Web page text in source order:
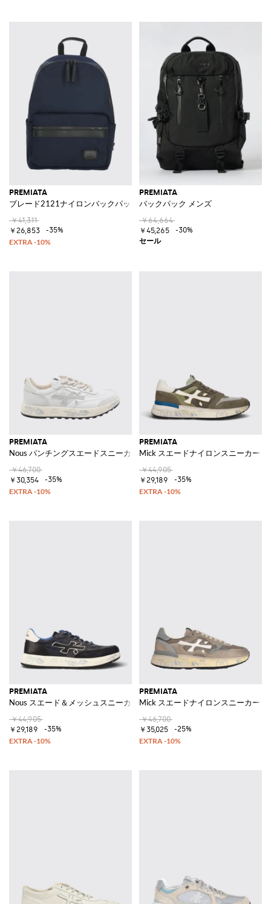
PREMIATA
ブレード2121ナイロンバックパック
￥41,311
￥26,853
-35%
PREMIATA
バックパック メンズ
￥64,664
￥45,265
-30%
PREMIATA
Nous パンチングスエードスニーカー
￥46,700
￥30,354
-35%
PREMIATA
Mick スエードナイロンスニーカー
￥44,905
￥29,189
-35%
PREMIATA
Nous スエード＆メッシュスニーカー
￥44,905
￥29,189
-35%
PREMIATA
Mick スエードナイロンスニーカー
￥46,700
￥35,025
-25%